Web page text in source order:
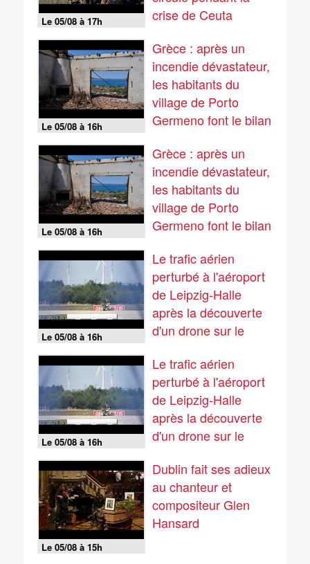
Le 05/08 à 17h
crise de Ceuta
Le 05/08 à 16h
Grèce : après un
incendie dévastateur,
les habitants du
village de Porto
Germeno font le bilan
Le 05/08 à 16h
Grèce : après un
incendie dévastateur,
les habitants du
village de Porto
Germeno font le bilan
Le 05/08 à 16h
Le trafic aérien
perturbé à l'aéroport
de Leipzig-Halle
après la découverte
d'un drone sur le
Le 05/08 à 16h
Le trafic aérien
perturbé à l'aéroport
de Leipzig-Halle
après la découverte
d'un drone sur le
Le 05/08 à 15h
Dublin fait ses adieux
au chanteur et
compositeur Glen
Hansard